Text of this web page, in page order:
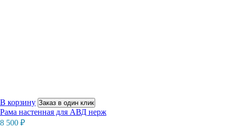
В корзину Заказ в один клик
Рама настенная для АВД нерж
8 500 ₽